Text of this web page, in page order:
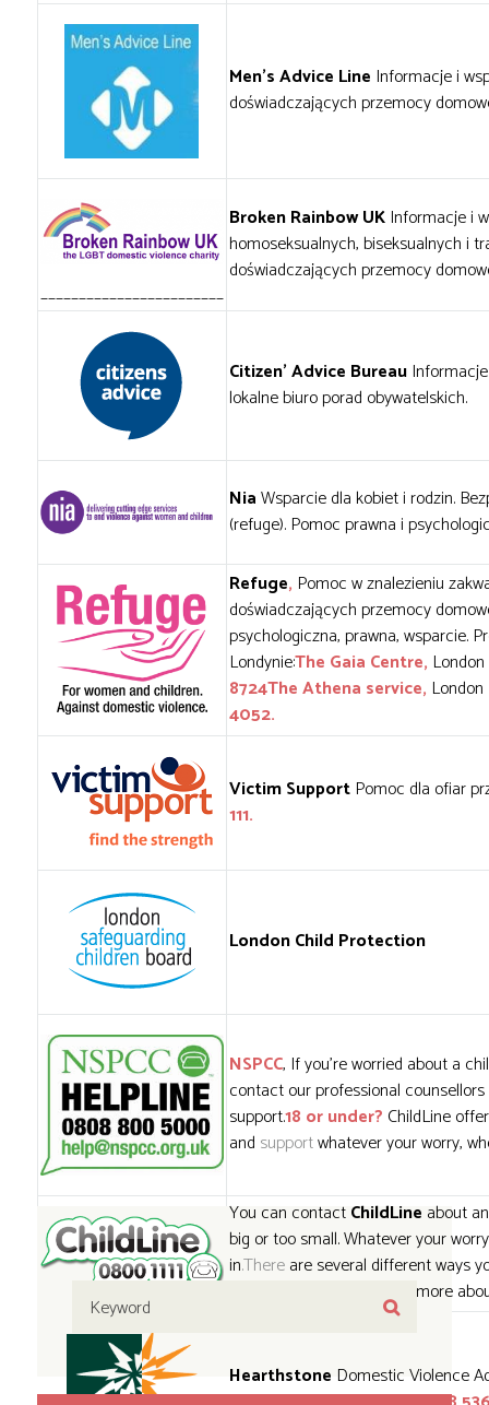
Men’s Advice Line Informacje i
doświadczających przemocy
________________________
Broken Rainbow UK Informacje i
homoseksualnych, biseksualnych i
doświadczających przemocy
Citizen’ Advice Bureau
lokalne biuro porad obywatelskich.
NiaWsparcie dla kobiet i rodzin.
(refuge). Pomoc prawna i
Refuge, Pomoc w znalezieniu
doświadczających przemocy
psychologiczna, prawna, wsparcie.
Londynie:The Gaia Centre,
8724The Athena service,
4052.
Victim Support Pomoc dla ofiar
111.
London Child Protection
NSPCC, If you’re worried about a
contact our professional
support.18 or under? ChildLine
and supportwhatever your worry,
You can contactChildLine about
big or too small. Whatever your
in.Thereare several different ways
us, which you can find out more
Hearthstone Domestic Violence